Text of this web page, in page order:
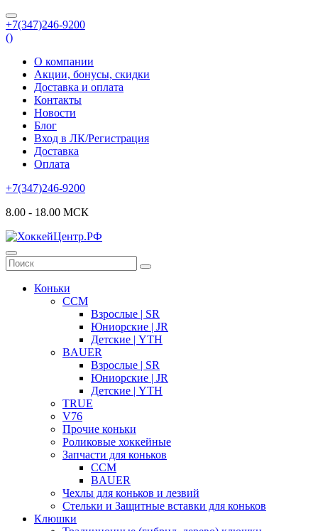
+7(347)246-9200
()
О компании
Акции, бонусы, скидки
Доставка и оплата
Контакты
Новости
Блог
Вход в ЛК/Регистрация
Доставка
Оплата
+7(347)246-9200
8.00 - 18.00 МСК
Коньки
CCM
Взрослые | SR
Юниорские | JR
Детские | YTH
BAUER
Взрослые | SR
Юниорские | JR
Детские | YTH
TRUE
V76
Прочие коньки
Роликовые хоккейные
Запчасти для коньков
CCM
BAUER
Чехлы для коньков и лезвий
Стельки и Защитные вставки для коньков
Клюшки